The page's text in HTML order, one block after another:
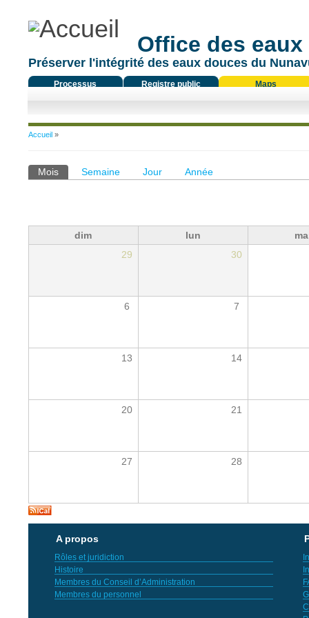
Office des
Préserver l'intégrité des eaux douces du
Processus
Registre public Maps
Vous êtes ici
Accueil»
Onglets principaux
Mois(onglet actif)
Semaine Jour Année
dim lun
29
30
6 7
13 14
20 21
27 28
A propos
Rôles et juridiction
Histoire
Membres du Conseil d’Administration
Membres du personnel